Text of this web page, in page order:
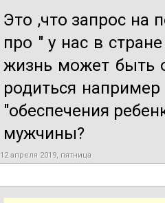
Это ,что запрос на
про " у нас в
жизнь может быть
родиться
"обеспечения
мужчины?
12 апреля 2019, пятница